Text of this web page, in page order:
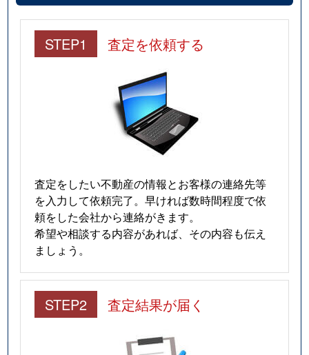
STEP1 査定を依頼する
査定をしたい不動産の情報とお客様の連絡先等
を入力して依頼完了。早ければ数時間程度で依
頼をした会社から連絡がきます。
希望や相談する内容があれば、その内容も伝え
ましょう。
STEP2 査定結果が届く